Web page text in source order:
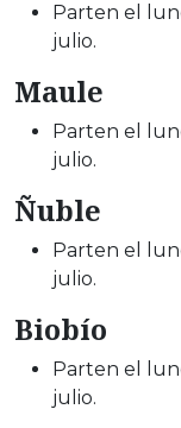
Parten el
julio.
Maule
Parten el
julio.
Ñuble
Parten el
julio.
Biobío
Parten el
julio.